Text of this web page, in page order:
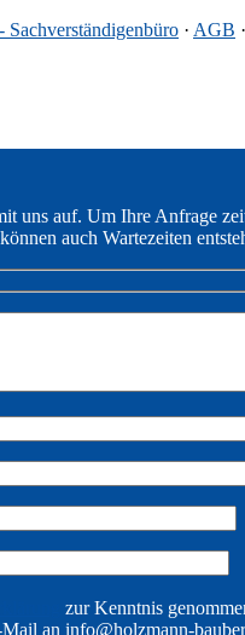
· AGB ·
uns auf. Um Ihre Anfrage
auch Wartezeiten
zur Kenntnis
an info@holzmann-